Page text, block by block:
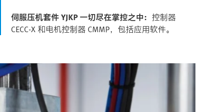
伺服压机套件 YJKP 一切尽在掌控之中： 控制器
CECC-X 和电机控制器 CMMP，包括应用软件。